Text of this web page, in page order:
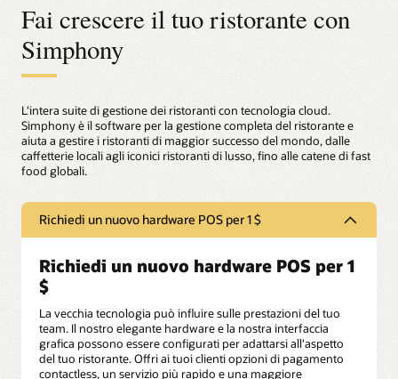
Fai crescere il tuo ristorante con
Simphony
L'intera suite di gestione dei ristoranti con tecnologia cloud.
Simphony è il software per la gestione completa del ristorante e
aiuta a gestire i ristoranti di maggior successo del mondo, dalle
caffetterie locali agli iconici ristoranti di lusso, fino alle catene di fast
food globali.
Richiedi un nuovo hardware POS per 1 $
Richiedi un nuovo hardware POS per 1
$
La vecchia tecnologia può influire sulle prestazioni del tuo
team. Il nostro elegante hardware e la nostra interfaccia
grafica possono essere configurati per adattarsi all'aspetto
del tuo ristorante. Offri ai tuoi clienti opzioni di pagamento
contactless, un servizio più rapido e una maggiore